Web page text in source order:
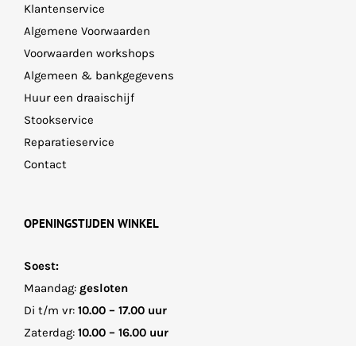
Klantenservice
Algemene Voorwaarden
Voorwaarden workshops
Algemeen & bankgegevens
Huur een draaischijf
Stookservice
Reparatieservice
Contact
OPENINGSTIJDEN WINKEL
Soest:
Maandag: gesloten
Di t/m vr: 10.00 – 17.00 uur
Zaterdag: 10.00 – 16.00 uur